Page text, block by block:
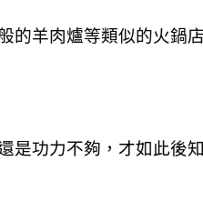
羊肉爐等類似的火鍋
是功力不夠，才如此後